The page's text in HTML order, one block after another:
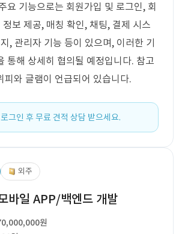
요 기능으로는 회원가입 및 로그인, 회
정보 제공, 매칭 확인, 채팅, 결제 시스
, 관리자 기능 등이 있으며, 이러한 기
통해 상세히 협의될 예정입니다. 참고
피와 글램이 언급되어 있습니다.
로그인 후 무료 견적 상담 받으세요.
외주
바일 APP/백엔드 개발
원